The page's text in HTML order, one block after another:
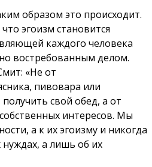
образом это происходит.
эгоизм становится
каждого человека
востребованным делом.
«Не от
пивовара или
свой обед, а от
интересов. Мы
а к их эгоизму и никогда
а лишь об их